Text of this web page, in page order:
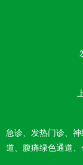
急诊、发热门诊、
道、腹痛绿色通道